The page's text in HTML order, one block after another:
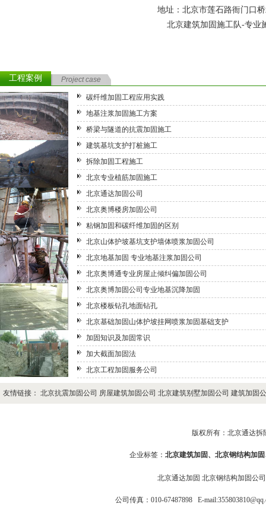
地址：北京市莲石路衙门口
北京建筑加固施工队-专业
工程案例 Project case
碳纤维加固工程应用实践
地基注浆加固施工方案
桥梁与隧道的抗震加固施工
建筑基坑支护打桩施工
拆除加固工程施工
北京专业植筋加固施工
北京通达加固公司
北京奥博楼房加固公司
粘钢加固和碳纤维加固的区别
北京山体护坡基坑支护墙体喷浆加固公司
北京地基加固 专业地基注浆加固公司
北京奥博通专业房屋止倾纠偏加固公司
北京奥博加固公司专业地基沉降加固
北京楼板钻孔地面钻孔
北京基础加固山体护坡挂网喷浆加固基础支护
加固知识及加固常识
加大截面加固法
北京工程加固服务公司
友情链接： 北京抗震加固公司 房屋建筑加固公司 北京建筑别墅加固公司 建筑加固
版权所有：北京通达拆
企业标签： 北京建筑加固 、 北京钢结构加固
北京通达加固北京钢结构加固公司
公司传真：010-67487898 E-